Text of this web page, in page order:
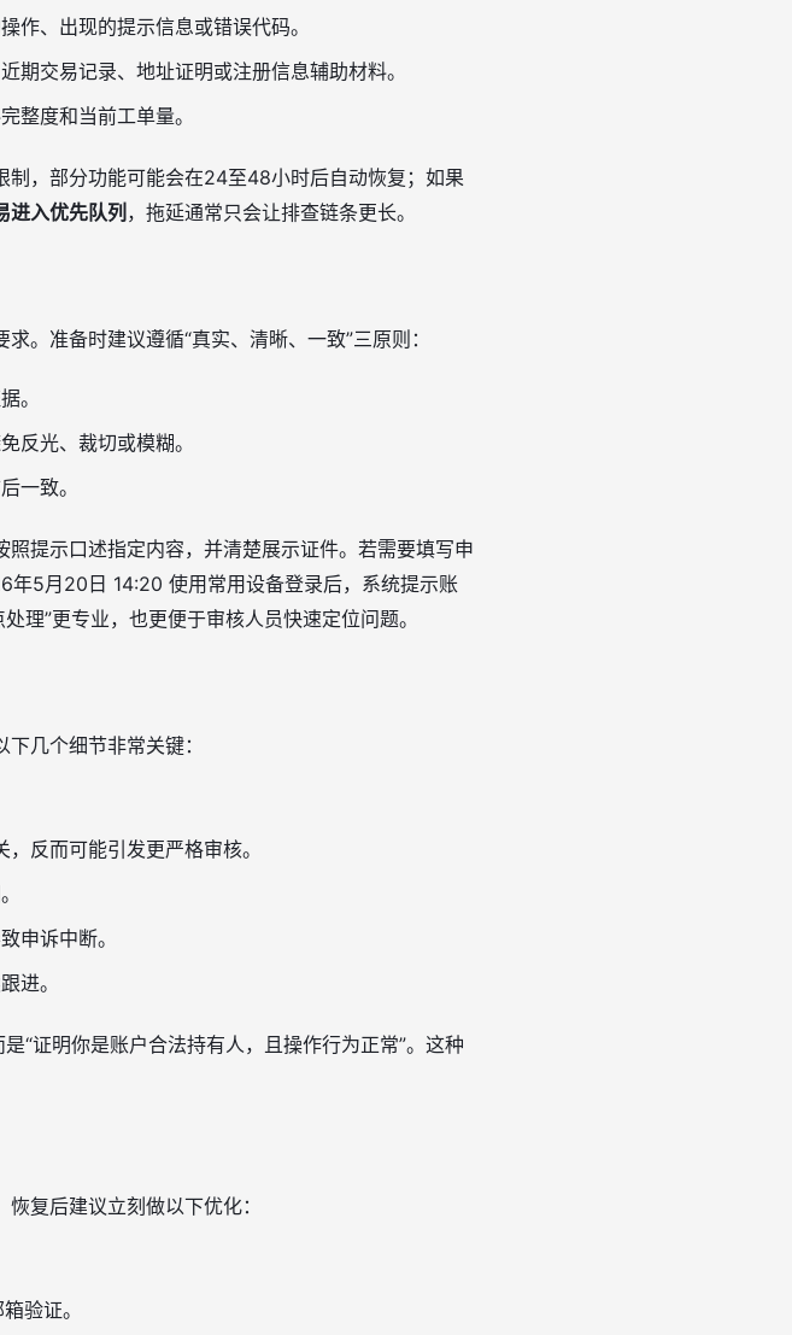
作、出现的提示信息或错误代码。
期交易记录、地址证明或注册信息辅助材料。
整度和当前工单量。
，部分功能可能会在24至48小时后自动恢复；如果
进入优先队列 ，拖延通常只会让排查链条更长。
。准备时建议遵循“真实、清晰、一致”三原则：
。
反光、裁切或模糊。
一致。
提示口述指定内容，并清楚展示证件。若需要填写申
年5月20日 14:20 使用常用设备登录后，系统提示账
理”更专业，也更便于审核人员快速定位问题。
几个细节非常关键：
，反而可能引发更严格审核。
申诉中断。
进。
“证明你是账户合法持有人，且操作行为正常”。这种
复后建议立刻做以下优化：
验证。